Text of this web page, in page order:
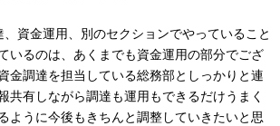
資金運用、別のセクションでやっていること
いるのは、あくまでも資金運用の部分でござ
金調達を担当している総務部としっかりと連
共有しながら調達も運用もできるだけうまく
ように今後もきちんと調整していきたいと思